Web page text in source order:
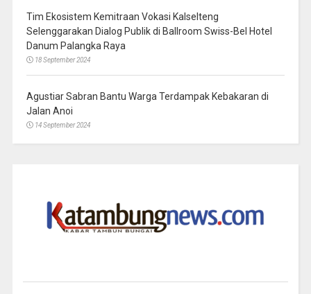
Tim Ekosistem Kemitraan Vokasi Kalselteng
Selenggarakan Dialog Publik di Ballroom Swiss-Bel Hotel
Danum Palangka Raya
18 September 2024
Agustiar Sabran Bantu Warga Terdampak Kebakaran di
Jalan Anoi
14 September 2024